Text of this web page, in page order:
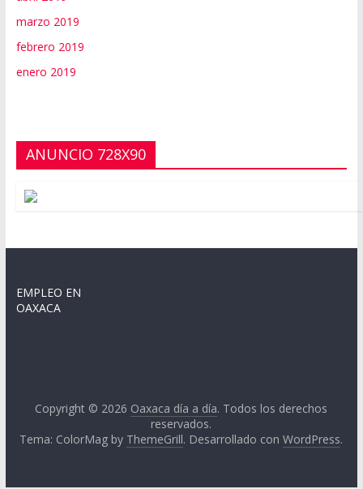
marzo 2019
febrero 2019
enero 2019
ANUNCIO 728X90
EMPLEO EN
OAXACA
Copyright © 2026 Oaxaca día a día. Todos los derechos
reservados.
Tema: ColorMag by ThemeGrill. Desarrollado conWordPress.